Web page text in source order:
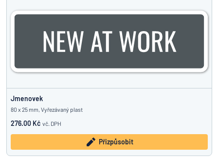
Jmenovek
80 x 25 mm, Vyřezávaný plast
276.00 Kč vč. DPH
Přizpůsobit